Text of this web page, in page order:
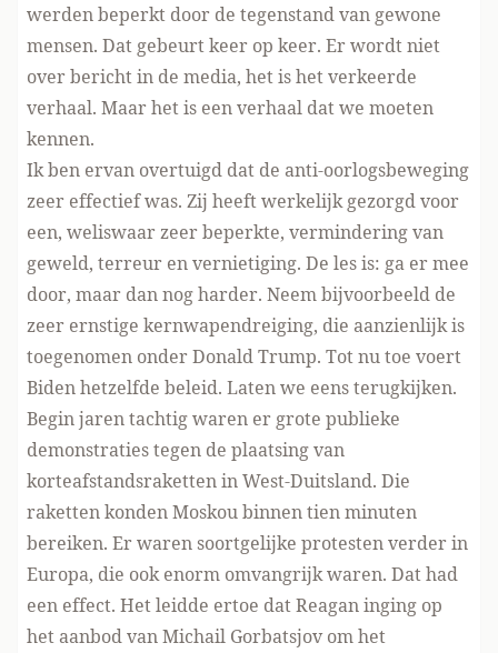
werden beperkt door de tegenstand van gewone
mensen. Dat gebeurt keer op keer. Er wordt niet
over bericht in de media, het is het verkeerde
verhaal. Maar het is een verhaal dat we moeten
kennen.
Ik ben ervan overtuigd dat de anti-oorlogsbeweging
zeer effectief was. Zij heeft werkelijk gezorgd voor
een, weliswaar zeer beperkte, vermindering van
geweld, terreur en vernietiging. De les is: ga er mee
door, maar dan nog harder. Neem bijvoorbeeld de
zeer ernstige kernwapendreiging, die aanzienlijk is
toegenomen onder Donald Trump. Tot nu toe voert
Biden hetzelfde beleid. Laten we eens terugkijken.
Begin jaren tachtig waren er grote publieke
demonstraties tegen de plaatsing van
korteafstandsraketten in West-Duitsland. Die
raketten konden Moskou binnen tien minuten
bereiken. Er waren soortgelijke protesten verder in
Europa, die ook enorm omvangrijk waren. Dat had
een effect. Het leidde ertoe dat Reagan inging op
het aanbod van Michail Gorbatsjov om het